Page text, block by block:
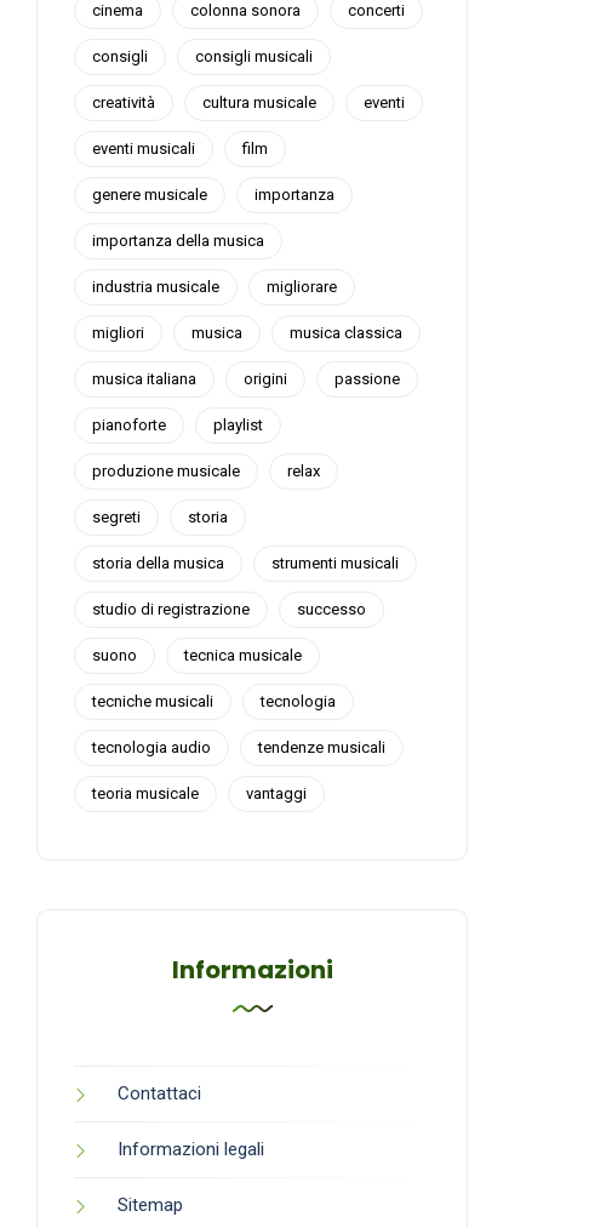
cinema colonna sonora concerti
consigli consigli musicali
creatività cultura musicale eventi
eventi musicali film
genere musicale importanza
importanza della musica
industria musicale migliorare
migliori musica musica classica
musica italiana origini passione
pianoforte playlist
produzione musicale relax
segreti storia
storia della musica strumenti musicali
studio di registrazione successo
suono tecnica musicale
tecniche musicali tecnologia
tecnologia audio tendenze musicali
teoria musicale vantaggi
Informazioni
Contattaci
Informazioni legali
Sitemap